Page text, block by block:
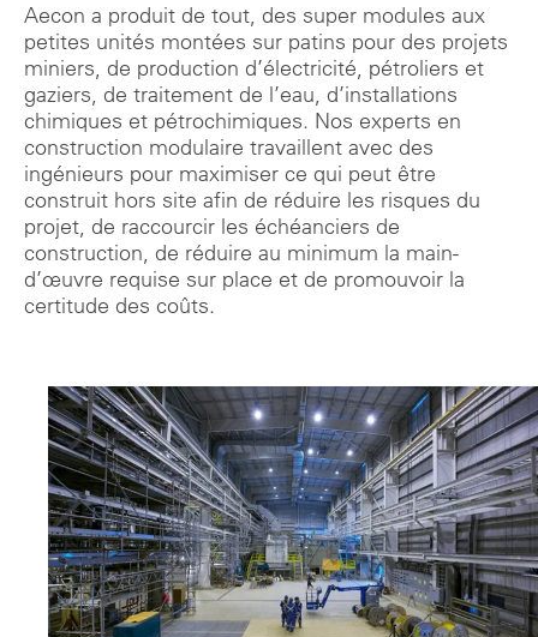
Aecon a produit de tout, des super modules aux
petites unités montées sur patins pour des projets
miniers, de production d’électricité, pétroliers et
gaziers, de traitement de l’eau, d’installations
chimiques et pétrochimiques. Nos experts en
construction modulaire travaillent avec des
ingénieurs pour maximiser ce qui peut être
construit hors site afin de réduire les risques du
projet, de raccourcir les échéanciers de
construction, de réduire au minimum la main-
d’œuvre requise sur place et de promouvoir la
certitude des coûts.